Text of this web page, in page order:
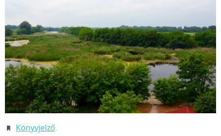
Könyvjelző.